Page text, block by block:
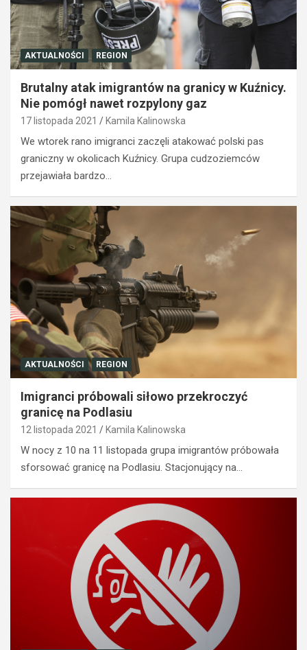
AKTUALNOŚCI REGION
Brutalny atak imigrantów na granicy w Kuźnicy.
Nie pomógł nawet rozpylony gaz
17 listopada 2021 Kamila Kalinowska
We wtorek rano imigranci zaczęli atakować polski pas
graniczny w okolicach Kuźnicy. Grupa cudzoziemców
przejawiała bardzo…
AKTUALNOŚCI REGION
Imigranci próbowali siłowo przekroczyć
granicę na Podlasiu
12 listopada 2021 Kamila Kalinowska
W nocy z 10 na 11 listopada grupa imigrantów próbowała
sforsować granicę na Podlasiu. Stacjonujący na…